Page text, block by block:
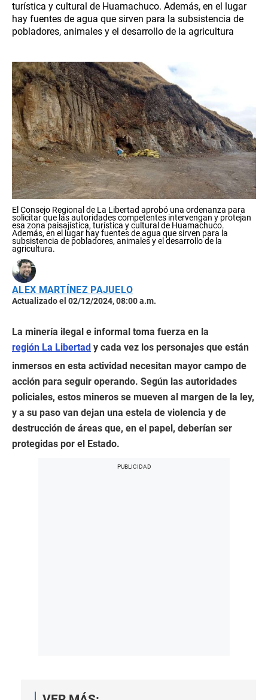
turística y cultural de Huamachuco. Además, en el lugar
hay fuentes de agua que sirven para la subsistencia de
pobladores, animales y el desarrollo de la agricultura
El Consejo Regional de La Libertad aprobó una ordenanza para
solicitar que las autoridades competentes intervengan y protejan
esa zona paisajística, turística y cultural de Huamachuco.
Además, en el lugar hay fuentes de agua que sirven para la
subsistencia de pobladores, animales y el desarrollo de la
agricultura.
ALEX MARTÍNEZ PAJUELO
Actualizado el 02/12/2024, 08:00 a.m.
La minería ilegal e informal toma fuerza en la
región La Libertad y cada vez los personajes que están
inmersos en esta actividad necesitan mayor campo de
acción para seguir operando. Según las autoridades
policiales, estos mineros se mueven al margen de la ley,
y a su paso van dejan una estela de violencia y de
destrucción de áreas que, en el papel, deberían ser
protegidas por el Estado.